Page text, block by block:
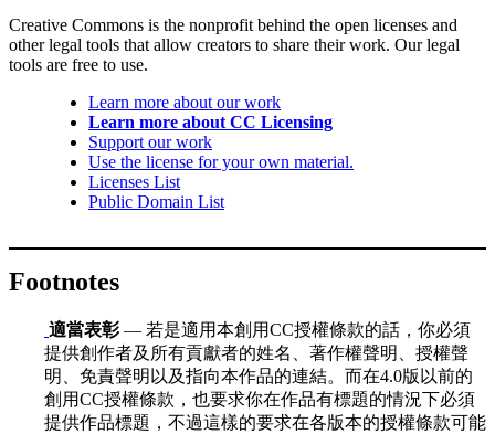
Creative Commons is the nonprofit behind the open licenses and
other legal tools that allow creators to share their work. Our legal
tools are free to use.
Learn more about our work
Learn more about CC Licensing
Support our work
Use the license for your own material.
Licenses List
Public Domain List
Footnotes
適當表彰— 若是適用本創用CC授權條款的話，你必須
提供創作者及所有貢獻者的姓名、著作權聲明、授權聲
明、免責聲明以及指向本作品的連結。而在4.0版以前的
創用CC授權條款，也要求你在作品有標題的情況下必須
提供作品標題，不過這樣的要求在各版本的授權條款可能